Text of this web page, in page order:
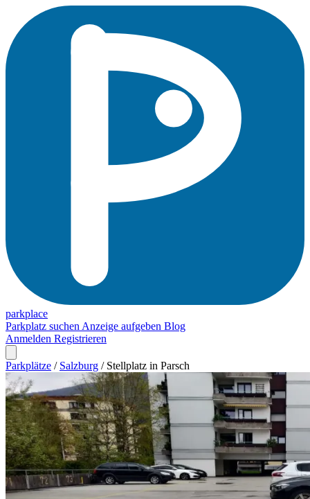
parkplace
Parkplatz suchen Anzeige aufgeben Blog
Anmelden Registrieren
Parkplätze / Salzburg / Stellplatz in Parsch